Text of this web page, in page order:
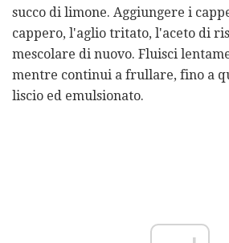
succo di limone. Aggiungere i
cappero, l'aglio tritato, l'aceto di
mescolare di nuovo. Fluisci
mentre continui a frullare, fino a
liscio ed emulsionato.